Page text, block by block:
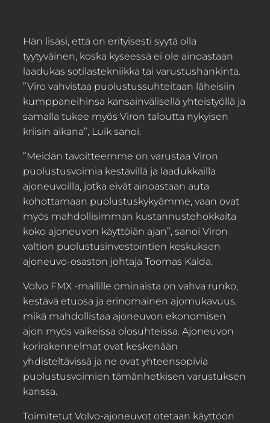
Hän lisäsi, että on erityisesti syytä olla
tyytyväinen, koska kyseessä ei ole ainoastaan
laadukas sotilastekniikka tai varustushankinta.
”Viro vahvistaa puolustussuhteitaan läheisiin
kumppaneihinsa kansainvälisellä yhteistyöllä ja
samalla tukee myös Viron taloutta nykyisen
kriisin aikana”, Luik sanoi.
”Meidän tavoitteemme on varustaa Viron
puolustusvoimia kestävillä ja laadukkailla
ajoneuvoilla, jotka eivät ainoastaan auta
kohottamaan puolustuskykyämme, vaan ovat
myös mahdollisimman kustannustehokkaita
koko ajoneuvon käyttöiän ajan”, sanoi Viron
valtion puolustusinvestointien keskuksen
ajoneuvo-osaston johtaja Toomas Kalda.
Volvo FMX -mallille ominaista on vahva runko,
kestävä etuosa ja erinomainen ajomukavuus,
mikä mahdollistaa ajoneuvon ekonomisen
ajon myös vaikeissa olosuhteissa. Ajoneuvon
korirakennelmat ovat keskenään
yhdisteltävissä ja ne ovat yhteensopivia
puolustusvoimien tämänhetkisen varustuksen
kanssa.
Toimitetut Volvo-ajoneuvot otetaan käyttöön